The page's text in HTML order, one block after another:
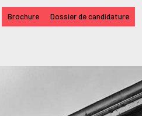
Brochure Dossier de candidature